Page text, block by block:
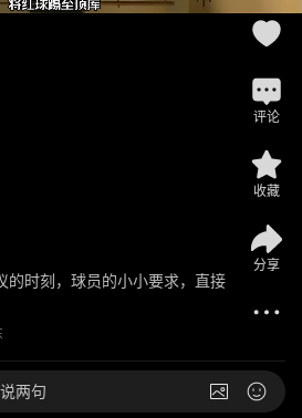
的时刻，球员的小小要求，直接
评论
收藏
分享
两句